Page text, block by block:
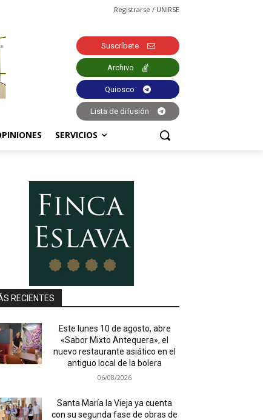
Registrarse / UNIRSE
Suscríbete
Archivo
Quiosco
Lista de difusión
SERVICIOS
RECIENTES
Este lunes 10 de agosto, abre
«Sabor Mixto Antequera», el
nuevo restaurante asiático en el
antiguo local de la bolera
06/08/2026
Santa María la Vieja ya cuenta
con su segunda fase de obras de